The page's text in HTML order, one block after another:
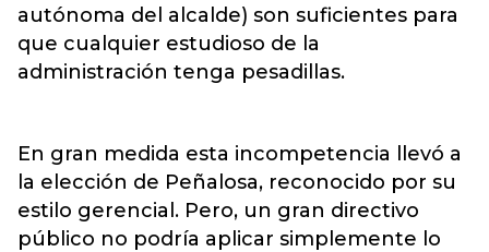
autónoma del alcalde) son suficientes para
que cualquier estudioso de la
administración tenga pesadillas.
En gran medida esta incompetencia llevó a
la elección de Peñalosa, reconocido por su
estilo gerencial. Pero, un gran directivo
público no podría aplicar simplemente lo